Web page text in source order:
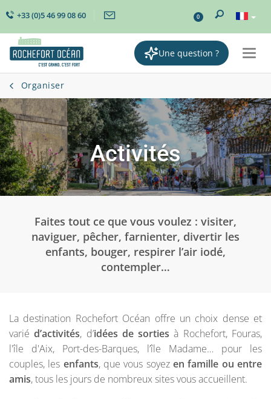
+33 (0)5 46 99 08 60 0
Une question ?
Organiser
Activités
Faites tout ce que vous voulez : visiter,
naviguer, pêcher, farnienter, divertir les
enfants, bouger, respirer l’air iodé,
contempler…
La destination Rochefort Océan offre un choix dense et
variéd’activités, d’idées de sorties à Rochefort, Fouras,
l'île d'Aix, Port-des-Barques, l’île Madame… pour les
couples, les enfants, que vous soyezen famille ou entre
amis, tous les jours de nombreux sites vous accueillent.